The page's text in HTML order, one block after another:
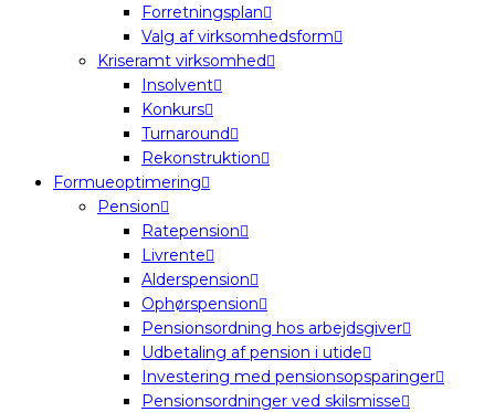
Forretningsplan
Valg af virksomhedsform
Kriseramt virksomhed
Insolvent
Konkurs
Turnaround
Rekonstruktion
Formueoptimering
Pension
Ratepension
Livrente
Alderspension
Ophørspension
Pensionsordning hos arbejdsgiver
Udbetaling af pension i utide
Investering med pensionsopsparinger
Pensionsordninger ved skilsmisse